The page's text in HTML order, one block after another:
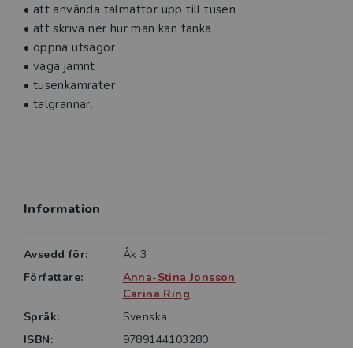
• att använda talmattor upp till tusen
• att skriva ner hur man kan tänka
• öppna utsagor
• väga jämnt
• tusenkamrater
• talgrannar.
Information
Avsedd för:
Åk 3
Författare:
Anna-Stina Jonsson
Carina Ring
Språk:
Svenska
ISBN:
9789144103280